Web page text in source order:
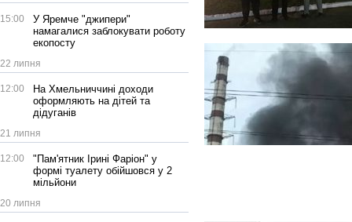
15:00
У Яремче "джипери"
намагалися заблокувати роботу
екопосту
22 липня
12:00
На Хмельниччині доходи
оформляють на дітей та
дідуганів
21 липня
12:00
"Пам'ятник Ірині Фаріон" у
формі туалету обійшовся у 2
мільйони
20 липня